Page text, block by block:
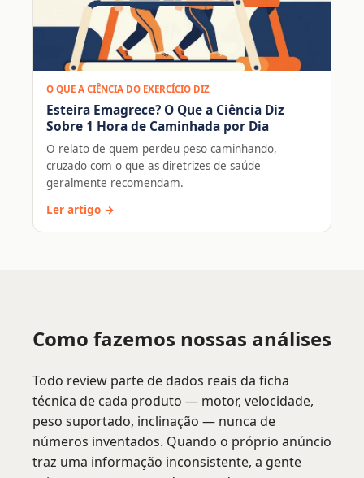
O QUE A CIÊNCIA DO EXERCÍCIO DIZ
Esteira Emagrece? O Que a Ciência Diz
Sobre 1 Hora de Caminhada por Dia
O relato de quem perdeu peso caminhando,
cruzado com o que as diretrizes de saúde
geralmente recomendam.
Ler artigo →
Como fazemos nossas análises
Todo review parte de dados reais da ficha
técnica de cada produto — motor, velocidade,
peso suportado, inclinação — nunca de
números inventados. Quando o próprio anúncio
traz uma informação inconsistente, a gente